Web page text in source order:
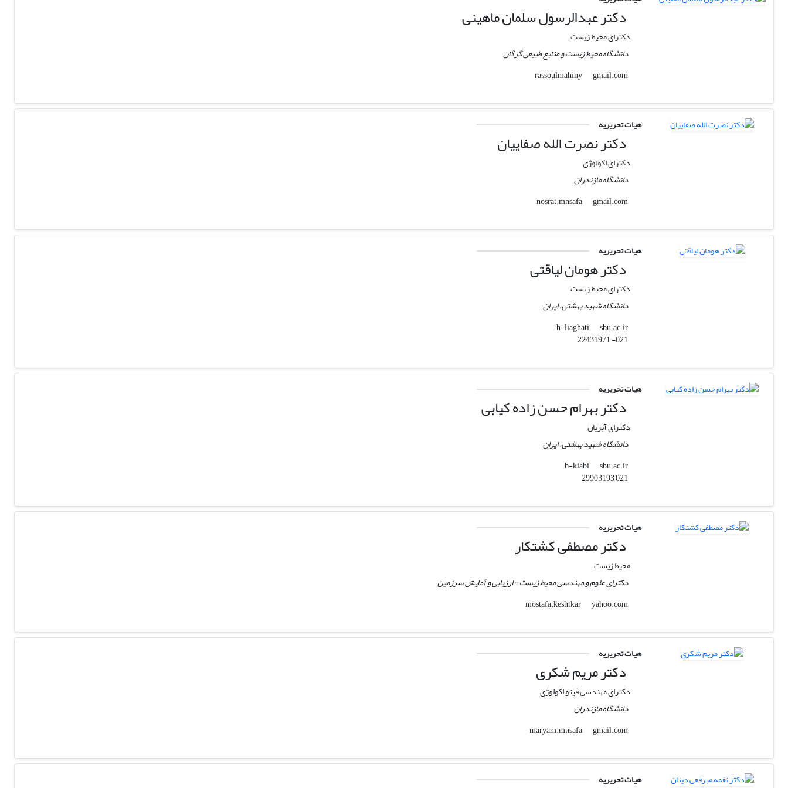
دکتر عبدالرسول سلمان ماهینی
دکترای محیط زیست
دانشگاه محیط زیست و منابع طبیعی گرگان
rassoulmahiny
gmail.com
هیات تحریریه
دکتر نصرت الله صفاییان
دکترای اکولوژی
دانشگاه مازندران
nosrat.mnsafa
gmail.com
هیات تحریریه
دکتر هومان لیاقتی
دکترای محیط زیست
دانشگاه شهید بهشتی، ایران
h-liaghati
sbu.ac.ir
هیات تحریریه
دکتر بهرام حسن زاده کیابی
دکترای آبزیان
دانشگاه شهید بهشتی، ایران
b-kiabi
sbu.ac.ir
هیات تحریریه
دکتر مصطفی کشتکار
محیط زیست
دکترای علوم و مهندسی محیط زیست - ارزیابی و آمایش سرزمین
mostafa.keshtkar
yahoo.com
هیات تحریریه
دکتر مریم شکری
دکترای مهندسی فیتو اکولوژی
دانشگاه مازندران
maryam.mnsafa
gmail.com
هیات تحریریه